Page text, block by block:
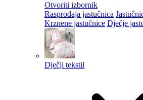
Otvoriti izbornik
Rasprodaja jastučnica
Krznene jastučnice Dječje
Dječji tekstil